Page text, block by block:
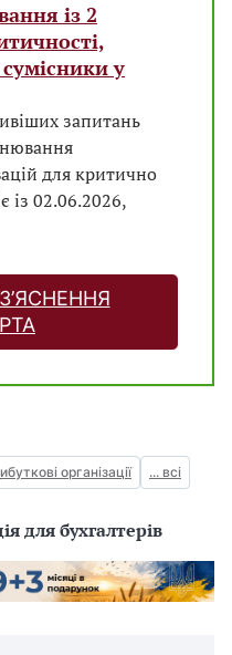
із 2
у
запитань
для критично
із 02.06.2026,
організації ... всі
для бухгалтерів